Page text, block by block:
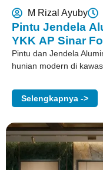
M Rizal Ayuby
Pintu Jendela
YKK AP Sinar
Pintu dan Jendela
hunian modern di
Selengkapnya ->